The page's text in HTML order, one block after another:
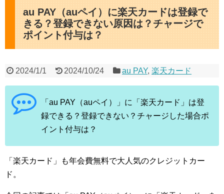
au PAY（auペイ）に楽天カードは登録で
きる？登録できない原因は？チャージで
ポイント付与は？
2024/1/1 2024/10/24 au PAY,楽天カード
「au PAY（auペイ）」に「楽天カード」は登
録できる？登録できない？チャージした場合ポ
イント付与は？
「楽天カード」も年会費無料で大人気のクレジットカー
ド。